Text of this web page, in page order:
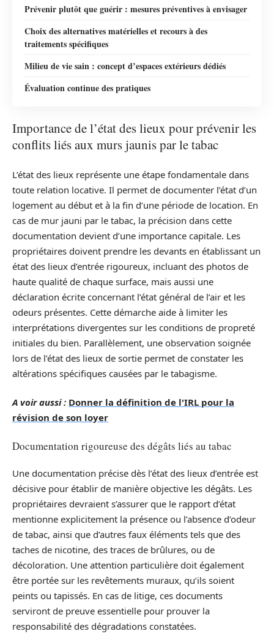
Prévenir plutôt que guérir : mesures préventives à envisager
Choix des alternatives matérielles et recours à des
traitements spécifiques
Milieu de vie sain : concept d’espaces extérieurs dédiés
Évaluation continue des pratiques
Importance de l’état des lieux pour prévenir les
conflits liés aux murs jaunis par le tabac
L’état des lieux représente une étape fondamentale dans
toute relation locative. Il permet de documenter l’état d’un
logement au début et à la fin d’une période de location. En
cas de mur jauni par le tabac, la précision dans cette
documentation devient d’une importance capitale. Les
propriétaires doivent prendre les devants en établissant un
état des lieux d’entrée rigoureux, incluant des photos de
haute qualité de chaque surface, mais aussi une
déclaration écrite concernant l’état général de l’air et les
odeurs présentes. Cette démarche aide à limiter les
interprétations divergentes sur les conditions de propreté
initiales du bien. Parallèlement, une observation soignée
lors de l’état des lieux de sortie permet de constater les
altérations spécifiques causées par le tabagisme.
A voir aussi : Donner la définition de l'IRL pour la
révision de son loyer
Documentation rigoureuse des dégâts liés au tabac
Une documentation précise dès l’état des lieux d’entrée est
décisive pour établir de manière objective les dégâts. Les
propriétaires devraient s’assurer que le rapport d’état
mentionne explicitement la présence ou l’absence d’odeur
de tabac, ainsi que d’autres faux éléments tels que des
taches de nicotine, des traces de brûlures, ou de
décoloration. Une attention particulière doit également
être portée sur les revêtements muraux, qu’ils soient
peints ou tapissés. En cas de litige, ces documents
serviront de preuve essentielle pour prouver la
responsabilité des dégradations constatées.